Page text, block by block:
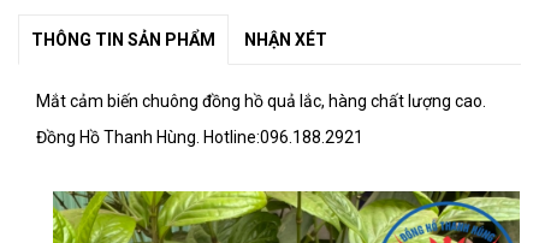
THÔNG TIN SẢN PHẨM NHẬN XÉT
Mắt cảm biến chuông đồng hồ quả lắc, hàng chất lượng cao.
Đồng Hồ Thanh Hùng. Hotline:096.188.2921